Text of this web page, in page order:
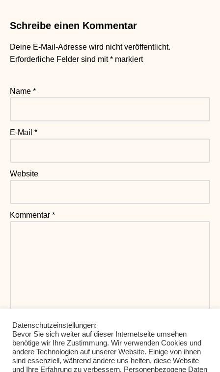
Schreibe einen Kommentar
Deine E-Mail-Adresse wird nicht veröffentlicht.
Erforderliche Felder sind mit* markiert
Name *
E-Mail *
Website
Kommentar *
Meinen Namen, meine E-Mail-Adresse und meine
Website in diesem Browser für die nächste
Datenschutzeinstellungen:
Bevor Sie sich weiter auf dieser Internetseite umsehen
benötige wir Ihre Zustimmung. Wir verwenden Cookies und
andere Technologien auf unserer Website. Einige von ihnen
sind essenziell, während andere uns helfen, diese Website
und Ihre Erfahrung zu verbessern. Personenbezogene Daten